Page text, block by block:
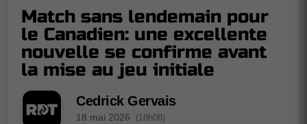
Match sans lendemain pour
le Canadien: une excellente
nouvelle se confirme avant
la mise au jeu initiale
Cedrick Gervais
18 mai 2026 (18h08)